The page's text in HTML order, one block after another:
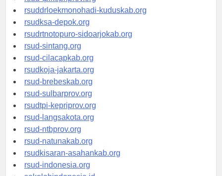
rsud-tpikepriprov.org
rsuddrloekmonohadi-kuduskab.org
rsudksa-depok.org
rsudrtnotopuro-sidoarjokab.org
rsud-sintang.org
rsud-cilacapkab.org
rsudkoja-jakarta.org
rsud-brebeskab.org
rsud-sulbarprov.org
rsudtpi-kepriprov.org
rsud-langsakota.org
rsud-ntbprov.org
rsud-natunakab.org
rsudkisaran-asahankab.org
rsud-indonesia.org